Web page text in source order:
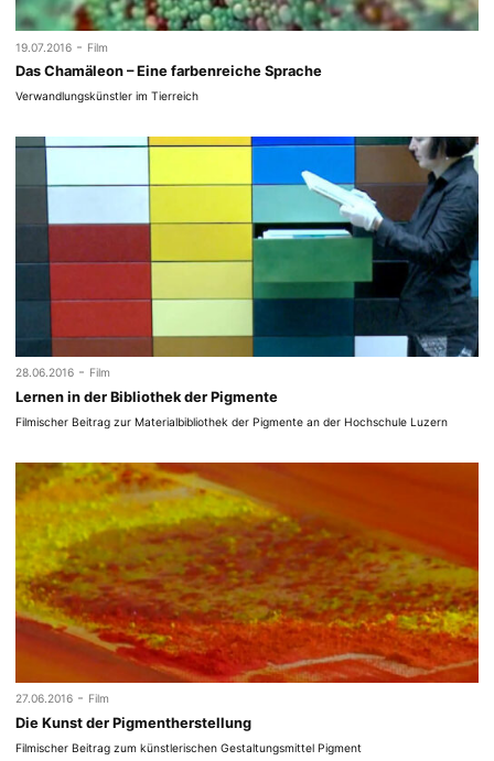
19.07.2016 - Film
Das Chamäleon – Eine farbenreiche Sprache
Verwandlungskünstler im Tierreich
28.06.2016 - Film
Lernen in der Bibliothek der Pigmente
Filmischer Beitrag zur Materialbibliothek der Pigmente an der Hochschule Luzern
27.06.2016 - Film
Die Kunst der Pigmentherstellung
Filmischer Beitrag zum künstlerischen Gestaltungsmittel Pigment